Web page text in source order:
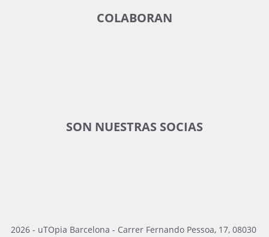
COLABORAN
SON NUESTRAS SOCIAS
2026 - uTOpia Barcelona - Carrer Fernando Pessoa, 17, 08030